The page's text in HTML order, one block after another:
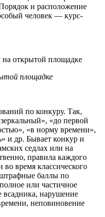
и расположение
человек — курс-
площадке
по конкуру. Так,
«до первой
«в норму времени»,
и др. Бывает конкур и
седлах или на
правила каждого
время классического
штрафные баллы по
или частичное
всадника, нарушение
неповиновение